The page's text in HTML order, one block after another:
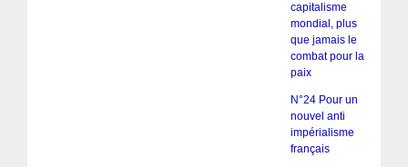
capitalisme
mondial, plus
que jamais le
combat pour la
paix
N°24 Pour un
nouvel anti
impérialisme
français